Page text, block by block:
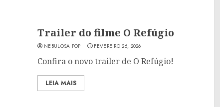
Trailer do filme O Refúgio
NEBULOSA POP FEVEREIRO 26, 2026
Confira o novo trailer de O Refúgio!
LEIA MAIS